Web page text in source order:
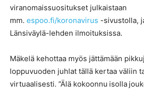
viranomaissuositukset julkaistaan
mm. espoo.fi/koronavirus -sivustolla,
Länsiväylä-lehden ilmoituksissa.
Mäkelä kehottaa myös jättämään
loppuvuoden juhlat tällä kertaa väliin
virtuaalisesti. ”Älä kokoonnu isolla